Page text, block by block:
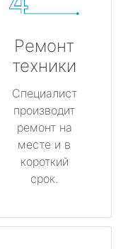
Ремонт
техники
Специалист
производит
ремонт на
месте и в
короткий
срок.